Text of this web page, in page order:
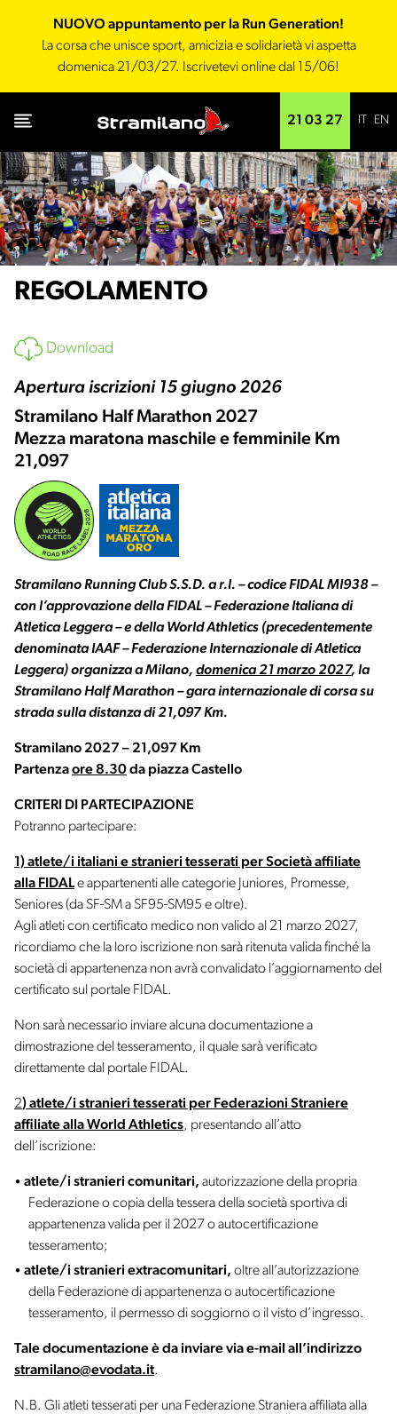
NUOVO appuntamento per la Run Generation!
La corsa che unisce sport, amicizia e solidarietà vi aspetta
domenica 21/03/27. Iscrivetevi online dal 15/06!
21 03 27 EN
REGOLAMENTO
Download
Apertura iscrizioni 15 giugno 2026
Stramilano Half Marathon 2027
Mezza maratona maschile e femminile Km
21,097
Stramilano Running Club S.S.D. a r.l. – codice FIDAL MI938 –
con l’approvazione della FIDAL – Federazione Italiana di
Atletica Leggera – e della World Athletics (precedentemente
denominata IAAF – Federazione Internazionale di Atletica
Leggera) organizza a Milano, domenica 21 marzo 2027, la
Stramilano Half Marathon – gara internazionale di corsa su
strada sulla distanza di 21,097 Km.
Stramilano 2027 – 21,097 Km
Partenzaore 8.30da piazza Castello
CRITERI DI PARTECIPAZIONE
Potranno partecipare:
1) atlete/i italiani e stranieri tesserati per Società affiliate
alla FIDALe appartenenti alle categorie Juniores, Promesse,
Seniores (da SF-SM a SF95-SM95 e oltre).
Agli atleti con certificato medico non valido al 21 marzo 2027,
ricordiamo che la loro iscrizione non sarà ritenuta valida finché la
società di appartenenza non avrà convalidato l’aggiornamento del
certificato sul portale FIDAL.
Non sarà necessario inviare alcuna documentazione a
dimostrazione del tesseramento, il quale sarà verificato
direttamente dal portale FIDAL.
2)atlete/i stranieri tesserati per Federazioni Straniere
affiliate alla World Athletics, presentando all’atto
dell’iscrizione:
atlete/i stranieri comunitari, autorizzazione della propria
Federazione o copia della tessera della società sportiva di
appartenenza valida per il 2027 o autocertificazione
tesseramento;
atlete/i stranieri extracomunitari, oltre all’autorizzazione
della Federazione di appartenenza o autocertificazione
tesseramento, il permesso di soggiorno o il visto d’ingresso.
Tale documentazione è da inviare via e-mail all’indirizzo
stramilano@evodata.it.
N.B. Gli atleti tesserati per una Federazione Straniera affiliata alla